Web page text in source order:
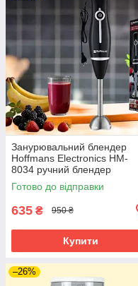
Занурювальний блендер
Hoffmans Electronics HM-
8034 ручний блендер
подрібнювач 800 Вт для
коктейлів смузі
Готово до відправки
635 ₴ 950 ₴
Купити
–26%